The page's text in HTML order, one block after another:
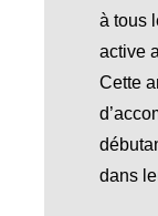
à tous
active
Cette
dans